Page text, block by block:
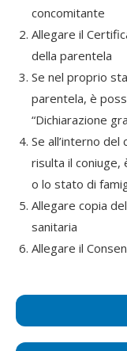
concomitante
Allegare il
della parentela
Se nel proprio
parentela, è
“Dichiarazione
Se all’interno
risulta il coniuge,
o lo stato di
Allegare copia
sanitaria
Allegare il